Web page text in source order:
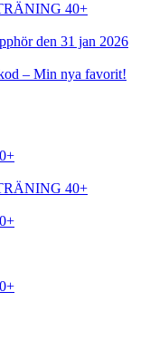
40+
den 31 jan 2026
– Min nya favorit!
40+